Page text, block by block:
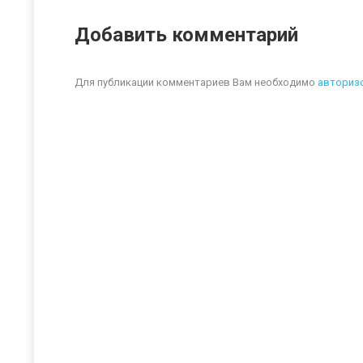
Добавить комментарий
Для публикации комментариев Вам необходимо